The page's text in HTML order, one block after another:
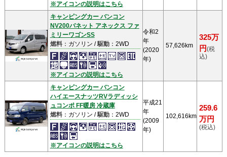
※アイコンの説明はこちら
キャンピングカー バンコン
NV200バネット アネックス ファ
ミリーワゴンSS
燃料：ガソリン /駆動：2WD
※アイコンの説明はこちら
令和2
年
(2020
年)
57,626km
325万
円(税
込)
キャンピングカー バンコン
ハイエースナッツRVラディッシ
ュコンポ FF暖房 冷蔵庫
燃料：ガソリン /駆動：2WD
※アイコンの説明はこちら
平成21
年
(2009
年)
102,616km
259.6
万円
(税込)